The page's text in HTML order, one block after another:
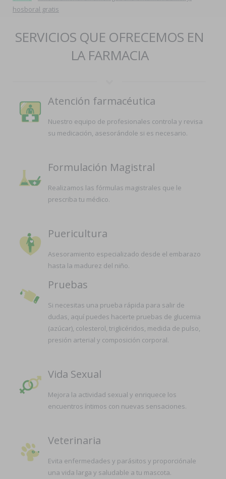
hosboral gratis
SERVICIOS QUE OFRECEMOS EN
LA FARMACIA
Atención farmacéutica
Nuestro equipo de profesionales controla y revisa
su medicación, asesorándole si es necesario.
Formulación Magistral
Realizamos las fórmulas magistrales que le
prescriba tu médico.
Puericultura
Asesoramiento especializado desde el embarazo
hasta la madurez del niño.
Pruebas
Si necesitas una prueba rápida para salir de
dudas, aquí puedes hacerte pruebas de glucemia
(azúcar), colesterol, triglicéridos, medida de pulso,
presión arterial y composición corporal.
Vida Sexual
Mejora la actividad sexual y enriquece los
encuentros íntimos con nuevas sensaciones.
Veterinaria
Evita enfermedades y parásitos y proporciónale
una vida larga y saludable a tu mascota.